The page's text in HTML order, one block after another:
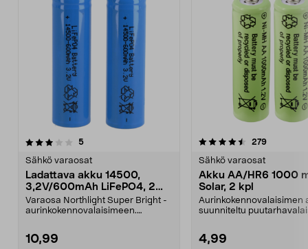
5arvostelut
Sähkö varaosat
Ladattava akku 14500,
3,2V/600mAh LiFePO4, 2
kpl
Varaosa Northlight Super Bright -
aurinkokennovalaisimeen.
10,99
4.5 viidestä
279arvostelut
Sähkö varaosat
Akku AA/HR6 1000
Solar, 2 kpl
Aurinkokennovalaisimen
suunniteltu
4,99
4.5 viidestä